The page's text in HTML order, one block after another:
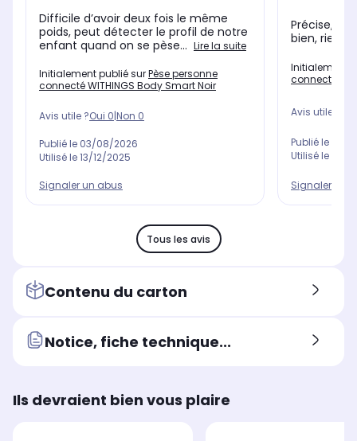
Difficile d’avoir deux fois le même
poids, peut détecter le profil de notre
enfant quand on se pèse... Lire la suite
Initialement publié surPèse personne
connecté WITHINGS Body Smart Noir
Avis utile ?Oui 0|Non 0
Publié le 03/08/2026
Utilisé le13/12/2025
Signaler un abus
Précise,
bien, rien à
Initialement
connecté
Avis utile ?
Publié le
Utilisé le
Signaler un
Tous les avis
Contenu du carton
Notice, fiche technique...
Ils devraient bien vous plaire